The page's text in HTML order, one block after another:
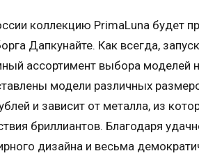
коллекцию PrimaLuna будет
Дапкунайте. Как всегда,
ассортимент выбора моделей
модели различных
и зависит от металла, из
бриллиантов. Благодаря
дизайна и весьма